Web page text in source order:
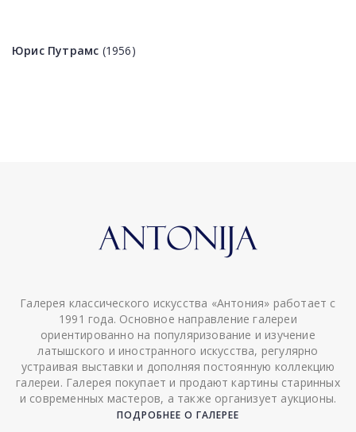
Юрис Путрамс (1956)
Галерея классического искусства «Антония» работает с
1991 года. Основное направление галереи
ориентированно на популяризование и изучение
латышского и иностранного искусства, регулярно
устраивая выставки и дополняя постоянную коллекцию
галереи. Галерея покупает и продают картины старинных
и современных мастеров, а также организует аукционы.
ПОДРОБНЕЕ О ГАЛЕРЕЕ